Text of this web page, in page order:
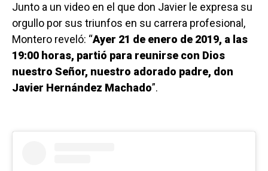
Junto a un video en el que don Javier le expresa su
orgullo por sus triunfos en su carrera profesional,
Montero reveló: “Ayer 21 de enero de 2019, a las
19:00 horas, partió para reunirse con Dios
nuestro Señor, nuestro adorado padre, don
Javier Hernández Machado”.